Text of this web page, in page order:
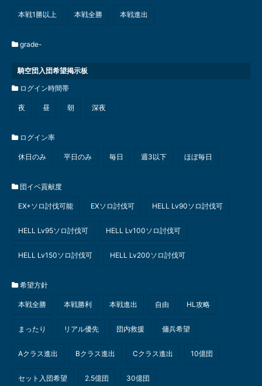
本戦1勝以上 本戦全勝 本戦進出
grade-
騎空団入団希望掲示板
ログイン時間帯
夜 昼 朝 深夜
ログイン率
休日のみ 平日のみ 毎日 週3以下 ほぼ毎日
団イベ貢献度
EX+ソロ討伐可能 EXソロ討伐可 HELL Lv90ソロ討伐可
HELL Lv95ソロ討伐可 HELL Lv100ソロ討伐可
HELL Lv150ソロ討伐可 HELL Lv200ソロ討伐可
希望方針
本戦全勝 本戦勝利 本戦進出 自由 HL攻略
まったり リアル優先 団内救援 傭兵希望
Aクラス進出 Bクラス進出 Cクラス進出 10億団
セット入団希望 2.5億団 30億団